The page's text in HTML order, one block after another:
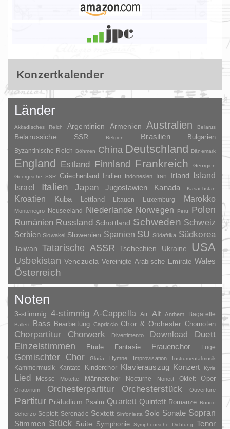
Konzertkalender
Länder
Akkadisches Reich Argentinien Armenien Australien Belarus
Belarussiche SSR Belgien Brasilien Bulgarien
Byzantinische Reich Böhmen China Deutschland Dänemark
England Estland Finnland Frankreich
Georgien
Georgische SSR
Griechenland Indien Indonesien Iran Irland
Island
Israel
Italien Japan Jugoslawien Kanada Kasachstan
Kroatien Kuba Lettland Litauen Luxemburg Marokko
Montenegro Neuseeland Niederlande Norwegen Peru
Polen
Rumänien Russland Schottland Schweden Schweiz
Serbien Slowakei Slowenien Spanien SU Südafrika Südkorea
Taiwan Tatarische ASSR Tschechien Ukraine USA
Usbekistan Venezuela Vereinigte Arabische Emirate Wales
Österreich
Noten
3-stimmig 4-stimmig A-Cappella Air Alt Anthem Bagatelle
Ballett Bass Bearbeitung Capriccio Chor & Orchester Chornoten
Chorpartitur Chorwerk Divertimento Download
Duett
Einzelstimmen
Etüde Fantasie Frauenchor Fuge
Gemischter Chor Gloria Hymne Improvisation Instrumentalmusik
Kammermusik Kantate Kinderchor Klavierauszug Konzert Kyrie
Lied Messe Motette Männerchor Nocturne Nonett Oktett Oper
Oratorium Orchesterpartitur Orchesterstück Ouvertüre
Partitur Präludium Psalm Quartett Quintett Romanze Rondo
Scherzo Septett Serenade Sextett Sinfonietta Solo Sonate Sopran
Stimmen Stück Suite Symphonie Symphonische Dichtung Tenor